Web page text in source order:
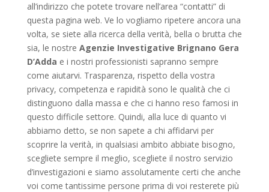
all’indirizzo che potete trovare nell’area “contatti” di
questa pagina web. Ve lo vogliamo ripetere ancora una
volta, se siete alla ricerca della verità, bella o brutta che
sia, le nostre Agenzie Investigative Brignano Gera
D’Adda e i nostri professionisti sapranno sempre
come aiutarvi. Trasparenza, rispetto della vostra
privacy, competenza e rapidità sono le qualità che ci
distinguono dalla massa e che ci hanno reso famosi in
questo difficile settore. Quindi, alla luce di quanto vi
abbiamo detto, se non sapete a chi affidarvi per
scoprire la verità, in qualsiasi ambito abbiate bisogno,
scegliete sempre il meglio, scegliete il nostro servizio
d’investigazioni e siamo assolutamente certi che anche
voi come tantissime persone prima di voi resterete più